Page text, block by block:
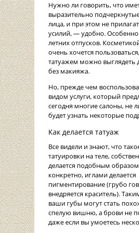
Нужно ли говорить, что
выразительно
лица, и при этом не
усилий, — удобно. Особенно
летних отпусков.
очень хочется
татуажем можно выглядеть
без макияжа.
Но, прежде чем
видом услуги, который
сегодня многие салоны, не
будет узнать некоторые
Как делается татуаж
Все видели и знают, что
татуировки на теле,
делается подобным
конкретно, иглами делается
пигментирование (грубо
внедряется краситель).
ваши губы могут стать
спелую вишню, а брови не
даже если вы умоетесь